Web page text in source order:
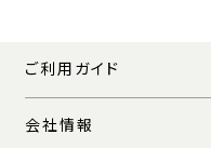
ご利用ガイド
会社情報